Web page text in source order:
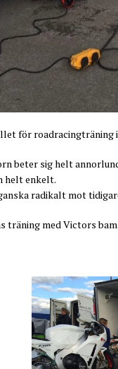
för roadracingträning i
beter sig helt
helt enkelt.
radikalt mot
med Victors